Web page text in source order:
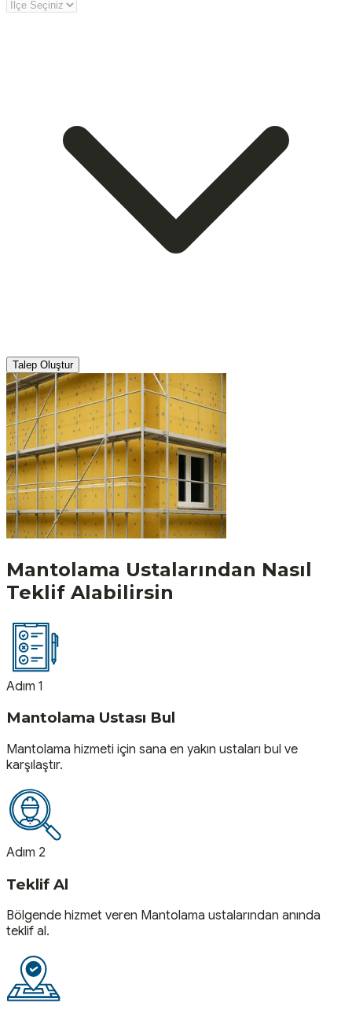
Talep Oluştur
Mantolama Ustalarından Nasıl
Teklif Alabilirsin
Adım 1
Mantolama Ustası Bul
Mantolama hizmeti için sana en yakın ustaları bul ve
karşılaştır.
Adım 2
Teklif Al
Bölgende hizmet veren Mantolama ustalarından anında
teklif al.